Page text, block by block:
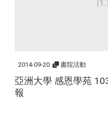
2014-09-20 書院活動
亞洲大學 感恩學苑
報